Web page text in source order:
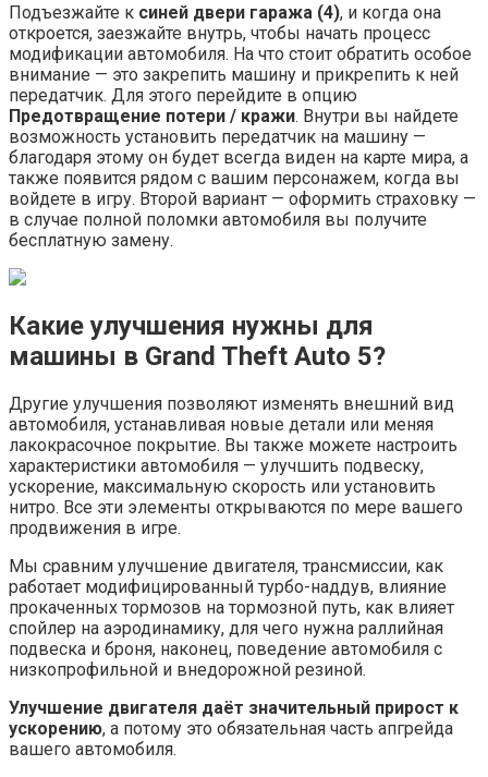
Подъезжайте к синей двери гаража (4), и когда она
откроется, заезжайте внутрь, чтобы начать процесс
модификации автомобиля. На что стоит обратить особое
внимание — это закрепить машину и прикрепить к ней
передатчик. Для этого перейдите в опцию
Предотвращение потери / кражи. Внутри вы найдете
возможность установить передатчик на машину —
благодаря этому он будет всегда виден на карте мира, а
также появится рядом с вашим персонажем, когда вы
войдете в игру. Второй вариант — оформить страховку —
в случае полной поломки автомобиля вы получите
бесплатную замену.
Какие улучшения нужны для
машины в Grand Theft Auto 5?
Другие улучшения позволяют изменять внешний вид
автомобиля, устанавливая новые детали или меняя
лакокрасочное покрытие. Вы также можете настроить
характеристики автомобиля — улучшить подвеску,
ускорение, максимальную скорость или установить
нитро. Все эти элементы открываются по мере вашего
продвижения в игре.
Мы сравним улучшение двигателя, трансмиссии, как
работает модифицированный турбо-наддув, влияние
прокаченных тормозов на тормозной путь, как влияет
спойлер на аэродинамику, для чего нужна раллийная
подвеска и броня, наконец, поведение автомобиля с
низкопрофильной и внедорожной резиной.
Улучшение двигателя даёт значительный прирост к
ускорению, а потому это обязательная часть апгрейда
вашего автомобиля.